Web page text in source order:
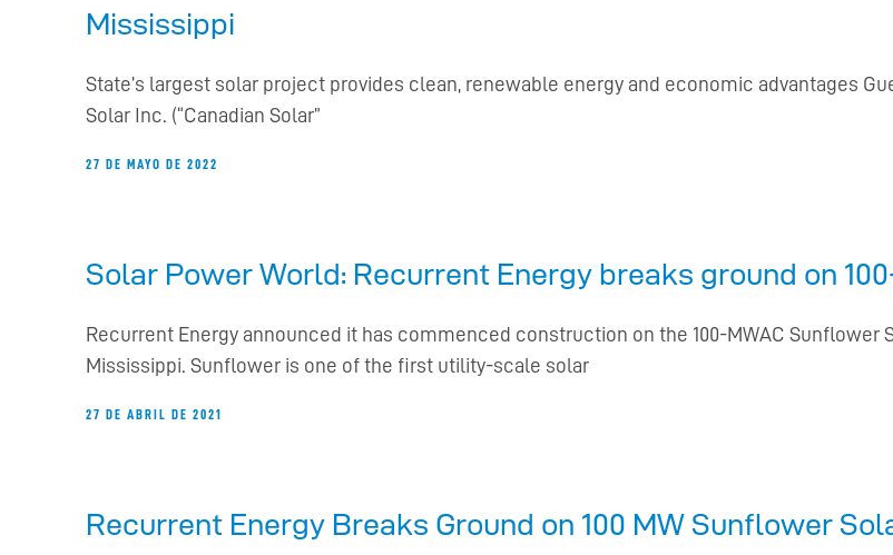
Mississippi
State’s largest solar project provides clean, renewable energy and economic advantages
Solar Inc. (“Canadian Solar”
27 DE MAYO DE 2022
Solar Power World: Recurrent Energy breaks ground on
Recurrent Energy announced it has commenced construction on the 100-MWAC Sunflower
Mississippi. Sunflower is one of the first utility-scale solar
27 DE ABRIL DE 2021
Recurrent Energy Breaks Ground on 100 MW Sunflower